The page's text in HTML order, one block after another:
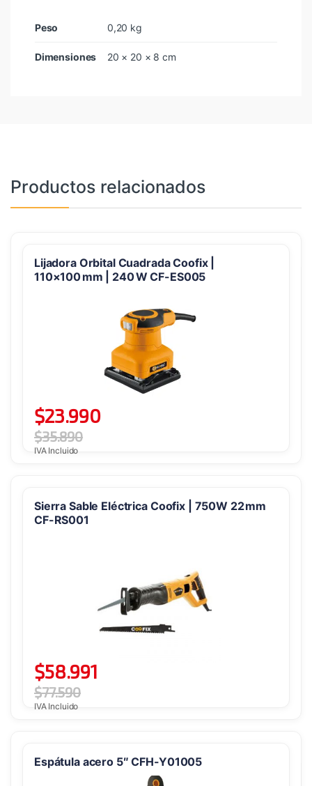
Peso 0,20 kg
Dimensiones 20 × 20 × 8 cm
Productos relacionados
Lijadora Orbital Cuadrada Coofix |
110×100 mm | 240 W CF-ES005
$23.990
$35.890
IVA Incluido
Sierra Sable Eléctrica Coofix | 750W 22 mm
CF-RS001
$58.991
$77.590
IVA Incluido
Espátula acero 5″ CFH-Y01005